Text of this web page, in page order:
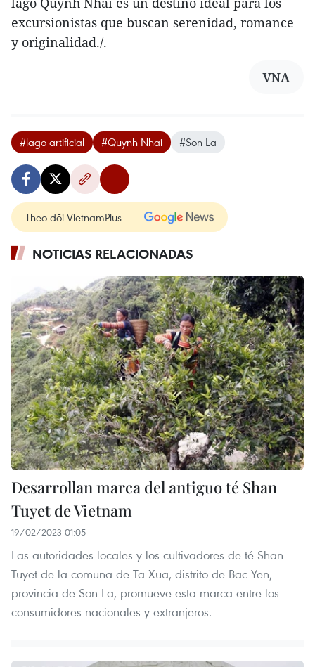
excursionistas que buscan serenidad, romance
y originalidad./.
VNA
#lago artificial #Quynh Nhai #Son La
Theo dõi VietnamPlus
NOTICIAS RELACIONADAS
Desarrollan marca del antiguo té Shan
Tuyet de Vietnam
19/02/2023 01:05
Las autoridades locales y los cultivadores de té Shan
Tuyet de la comuna de Ta Xua, distrito de Bac Yen,
provincia de Son La, promueve esta marca entre los
consumidores nacionales y extranjeros.